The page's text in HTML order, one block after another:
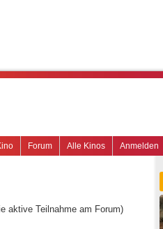
Anmelden
Alle Kinos
Forum
aktive Teilnahme am Forum)